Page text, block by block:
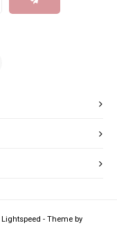
Lightspeed - Theme by